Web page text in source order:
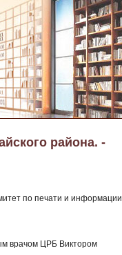
района. -
по печати и информации
врачом ЦРБ Виктором